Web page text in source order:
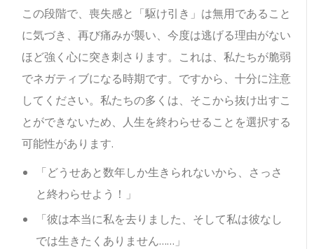
この段階で、喪失感と「駆け引き」は無用であること
に気づき、再び痛みが襲い、今度は逃げる理由がない
ほど強く心に突き刺さります。これは、私たちが脆弱
でネガティブになる時期です。ですから、十分に注意
してください。私たちの多くは、そこから抜け出すこ
とができないため、人生を終わらせることを選択する
可能性があります.
「どうせあと数年しか生きられないから、さっさ
と終わらせよう！」
「彼は本当に私を去りました、そして私は彼なし
では生きたくありません……」